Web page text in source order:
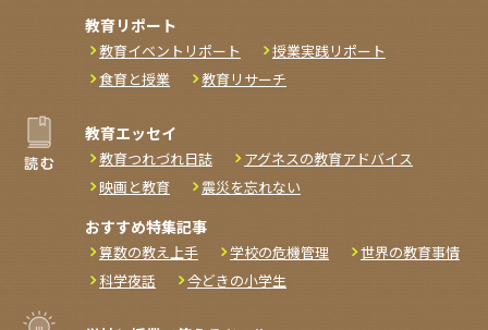
教育リポート
教育イベントリポート
授業実践リポート
食育と授業
教育リサーチ
教育エッセイ
教育つれづれ日誌
アグネスの教育アドバイス
映画と教育
震災を忘れない
おすすめ特集記事
算数の教え上手 学校の危機管理
世界の教育事情
科学夜話
今どきの小学生